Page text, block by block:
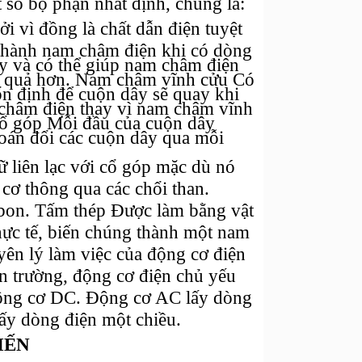
vì đồng là chất dẫn điện tuyệt
nam châm điện khi có dòng
và có thể giúp nam châm điện
hơn. Nam châm vĩnh cửu Có
định để cuộn dây sẽ quay khi
điện thay vì nam châm vĩnh
góp Mỗi đầu của cuộn dây
đổi các cuộn dây qua mỗi
liên lạc với cổ góp mặc dù nó
thông qua các chổi than.
Tấm thép Được làm bằng vật
tế, biến chúng thành một nam
lý làm việc của động cơ điện
trường, động cơ điện chủ yếu
cơ DC. Động cơ AC lấy dòng
dòng điện một chiều.